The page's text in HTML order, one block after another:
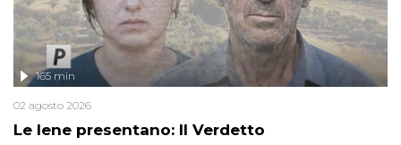
Le Iene presentano: Il Verdetto
165 min
02 agosto 2026